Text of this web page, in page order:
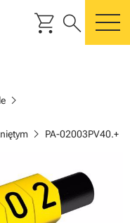
shopping_cart search
chevron_right
chevron_right PA-02003PV40.+